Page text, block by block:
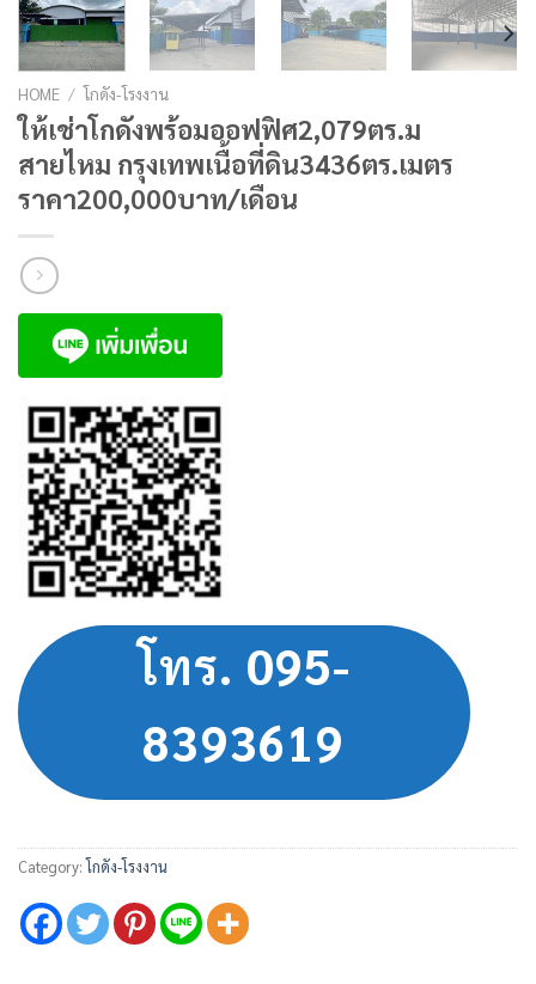
HOME / โกดัง-โรงงาน
ให้เช่าโกดังพร้อมออฟฟิศ2,079ตร.ม
สายไหม กรุงเทพเนื้อที่ดิน3436ตร.เมตร
ราคา200,000บาท/เดือน
โทร. 095-
8393619
Category:โกดัง-โรงงาน